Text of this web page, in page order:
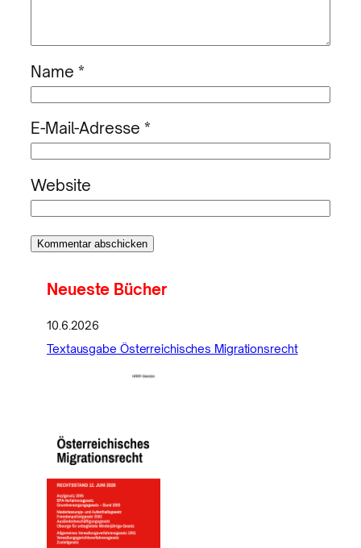
Name *
E-Mail-Adresse *
Website
Neueste Bücher
10.6.2026
Textausgabe Österreichisches Migrationsrecht